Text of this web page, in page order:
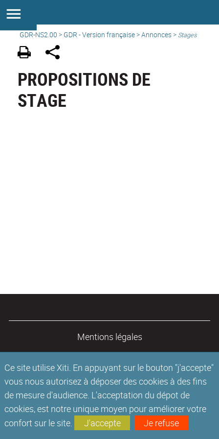
Ce site utilise Xiti. En appuyant sur le bouton "j'accepte"
vous nous autorisez à déposer des cookies à des fins
de mesure d'audience. L'acceptation du dépot de
cookies, est notre unique moyen pour améliorer votre
confort sur le site.
J'accepte Je refuse
GDR-NS2.00 > GDR - Version française>Annonces> Stages
PROPOSITIONS DE
STAGE
Mentions légales